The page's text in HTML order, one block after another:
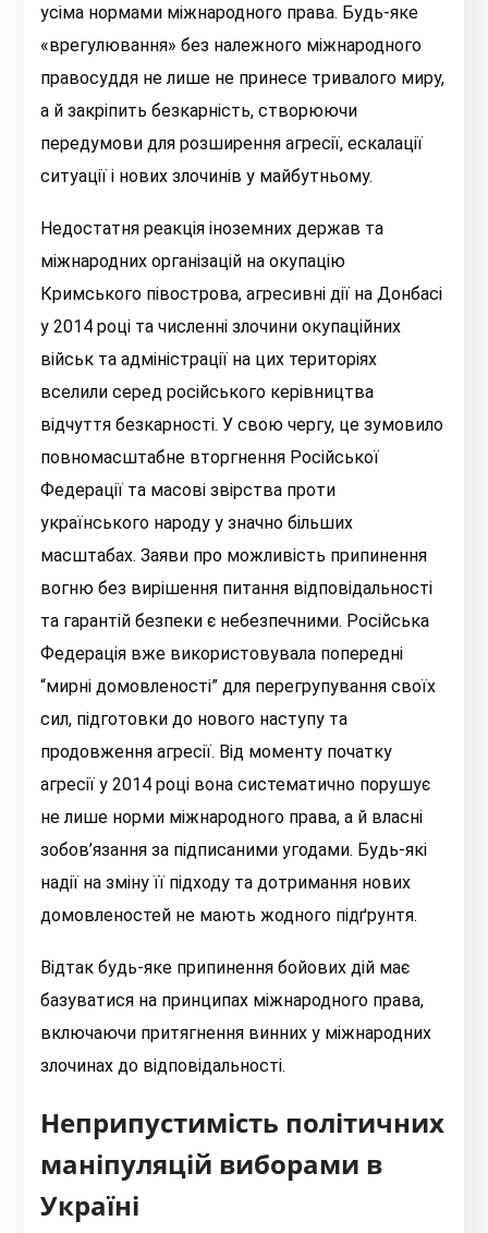
усіма нормами міжнародного права. Будь-яке
«врегулювання» без належного міжнародного
правосуддя не лише не принесе тривалого миру,
а й закріпить безкарність, створюючи
передумови для розширення агресії, ескалації
ситуації і нових злочинів у майбутньому.
Недостатня реакція іноземних держав та
міжнародних організацій на окупацію
Кримського півострова, агресивні дії на Донбасі
у 2014 році та численні злочини окупаційних
військ та адміністрації на цих територіях
вселили серед російського керівництва
відчуття безкарності. У свою чергу, це зумовило
повномасштабне вторгнення Російської
Федерації та масові звірства проти
українського народу у значно більших
масштабах. Заяви про можливість припинення
вогню без вирішення питання відповідальності
та гарантій безпеки є небезпечними. Російська
Федерація вже використовувала попередні
“мирні домовленості” для перегрупування своїх
сил, підготовки до нового наступу та
продовження агресії. Від моменту початку
агресії у 2014 році вона систематично порушує
не лише норми міжнародного права, а й власні
зобов’язання за підписаними угодами. Будь-які
надії на зміну її підходу та дотримання нових
домовленостей не мають жодного підґрунтя.
Відтак будь-яке припинення бойових дій має
базуватися на принципах міжнародного права,
включаючи притягнення винних у міжнародних
злочинах до відповідальності.
Неприпустимість політичних
маніпуляцій виборами в
Україні